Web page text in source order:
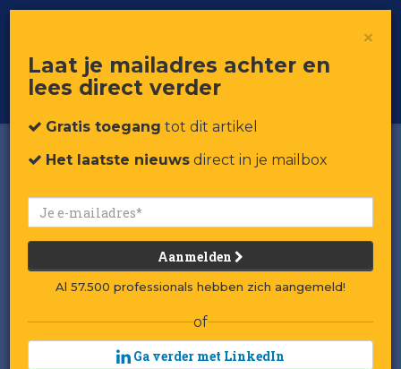
Voor professionals in retail & brands
Toggle
×
Laat je mailadres achter en
lees direct verder
Gratis toegang tot dit artikel
Het laatste nieuws direct in je mailbox
Aanmelden
Al 57.500 professionals hebben zich aangemeld!
of
Ga verder met LinkedIn